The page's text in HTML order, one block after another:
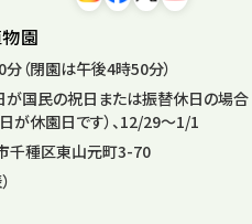
14
園
（閉園は午後4時50分）
が国民の祝日または振替休日の場合
が休園日です）、12/29～1/1
千種区東山元町3-70